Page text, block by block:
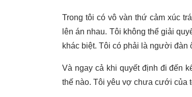
Trong tôi có vô vàn thứ cảm xúc
lên án nhau. Tôi không thể giải
khác biệt. Tôi có phải là người đàn
Và ngay cả khi quyết định đi đến
thế nào. Tôi yêu vợ chưa cưới của